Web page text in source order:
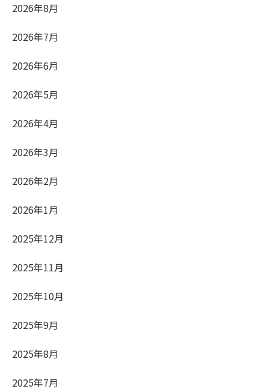
2026年8月
2026年7月
2026年6月
2026年5月
2026年4月
2026年3月
2026年2月
2026年1月
2025年12月
2025年11月
2025年10月
2025年9月
2025年8月
2025年7月